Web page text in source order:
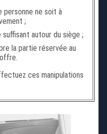
personne ne soit à
;
autour du siège ;
la partie réservée au
ces manipulations